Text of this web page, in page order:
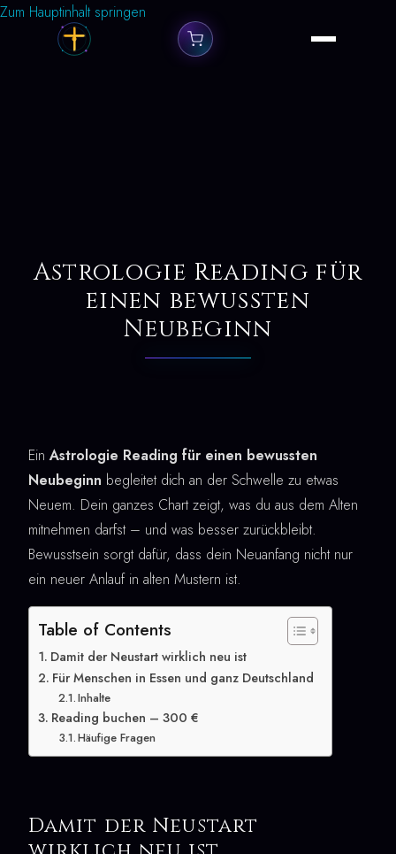
Zum Hauptinhalt springen
Astrologie Reading für
einen bewussten
Neubeginn
EinAstrologie Reading für einen bewussten
Neubeginn begleitet dich an der Schwelle zu etwas
Neuem. Dein ganzes Chart zeigt, was du aus dem Alten
mitnehmen darfst – und was besser zurückbleibt.
Bewusstsein sorgt dafür, dass dein Neuanfang nicht nur
ein neuer Anlauf in alten Mustern ist.
Table of Contents
Damit der Neustart wirklich neu ist
Für Menschen in Essen und ganz Deutschland
Inhalte
Reading buchen – 300 €
Häufige Fragen
Damit der Neustart